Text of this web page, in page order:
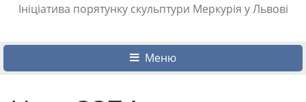
Ініціатива порятунку скульптури Меркурія у Львові
Меню